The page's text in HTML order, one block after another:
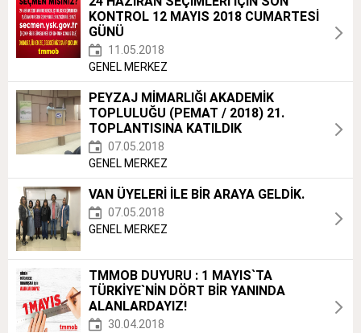
KONTROL 12 MAYIS 2018 CUMARTESİ
GÜNÜ
11.05.2018
GENEL MERKEZ
PEYZAJ MİMARLIĞI AKADEMİK
TOPLULUĞU (PEMAT / 2018) 21.
TOPLANTISINA KATILDIK
07.05.2018
GENEL MERKEZ
VAN ÜYELERİ İLE BİR ARAYA GELDİK.
07.05.2018
GENEL MERKEZ
TMMOB DUYURU : 1 MAYIS`TA
TÜRKİYE`NİN DÖRT BİR YANINDA
ALANLARDAYIZ!
30.04.2018